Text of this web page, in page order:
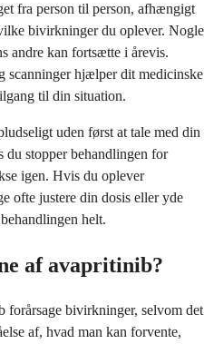
fra person til person, afhængigt
bivirkninger du oplever. Nogle
andre kan fortsætte i årevis.
scanninger hjælper dit medicinske
til din situation.
uden først at tale med din
stopper behandlingen for
igen. Hvis du oplever
ofte justere din dosis eller yde
helt.
af avapritinib?
bivirkninger, selvom det
af, hvad man kan forvente,